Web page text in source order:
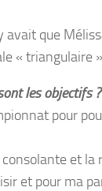
avait que
« triangulaire
les objectifs ?
pour
et la
et pour ma